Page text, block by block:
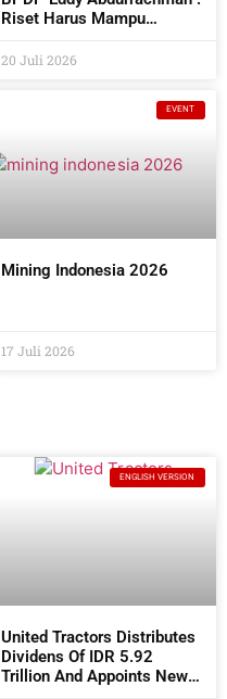
Riset Harus Mampu
Industri Sekaligus
20 Juli 2026
EVENT
Mining Indonesia 2026
17 Juli 2026
ENGLISH VERSION
United Tractors Distributes
Dividens Of IDR 5.92
Trillion And Appoints New